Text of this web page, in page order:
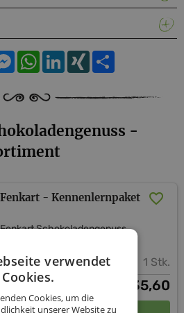
MessengerWhatsApp
LinkedIn
XING
-
Fenkart - Kennenlernpaket
Fenkart Schokoladengenuss
1 Stk.
35,60
verwendet
Cookies.
Cookies, um die
unserer Website zu